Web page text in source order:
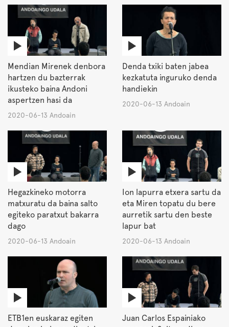
Mendian Mirenek denbora
hartzen du bazterrak
ikusteko baina Andoni
aspertzen hasi da
2020-06-13 Andoain
Denda txiki baten jabea
kezkatuta inguruko denda
handiekin
2020-06-13 Andoain
Hegazkineko motorra
matxuratu da baina salto
egiteko paratxut bakarra
dago
2020-06-13 Andoain
Ion lapurra etxera sartu da
eta Miren topatu du bere
aurretik sartu den beste
lapur bat
2020-06-13 Andoain
ETB1en euskaraz egiten
Juan Carlos Espainiako